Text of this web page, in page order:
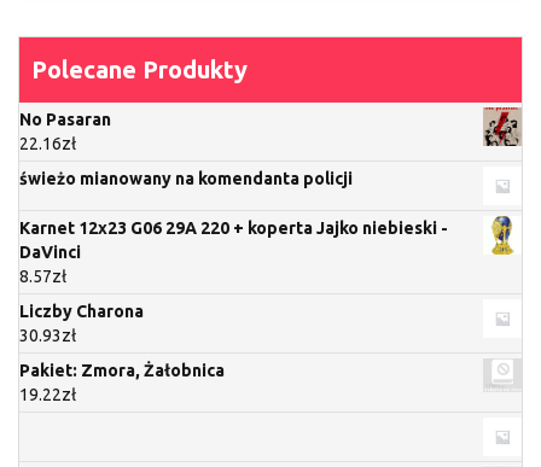
Polecane Produkty
No Pasaran
22.16zł
świeżo mianowany na komendanta policji
Karnet 12x23 G06 29A 220 + koperta Jajko niebieski -
DaVinci
8.57zł
Liczby Charona
30.93zł
Pakiet: Zmora, Żałobnica
19.22zł